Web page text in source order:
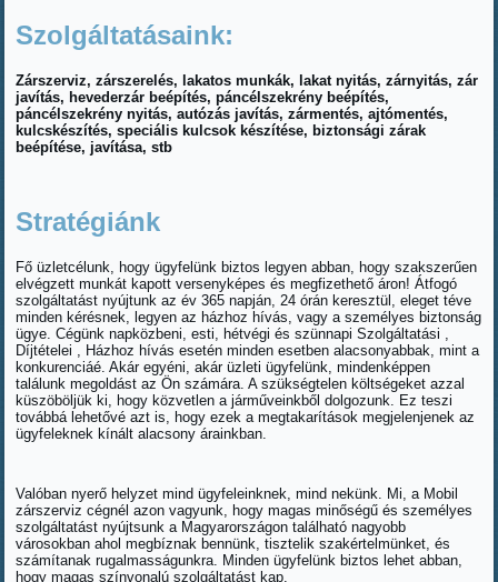
Szolgáltatásaink:
Zárszerviz, zárszerelés, lakatos munkák, lakat nyitás, zárnyitás, zár
javítás, hevederzár beépítés, páncélszekrény beépítés,
páncélszekrény nyitás, autózás javítás, zármentés, ajtómentés,
kulcskészítés, speciális kulcsok készítése, biztonsági zárak
beépítése, javítása, stb
Stratégiánk
Fő üzletcélunk, hogy ügyfelünk biztos legyen abban, hogy szakszerűen
elvégzett munkát kapott versenyképes és megfizethető áron! Átfogó
szolgáltatást nyújtunk az év 365 napján, 24 órán keresztül, eleget téve
minden kérésnek, legyen az házhoz hívás, vagy a személyes biztonság
ügye. Cégünk napközbeni, esti, hétvégi és szünnapi Szolgáltatási ,
Díjtételei , Házhoz hívás esetén minden esetben alacsonyabbak, mint a
konkurenciáé. Akár egyéni, akár üzleti ügyfelünk, mindenképpen
találunk megoldást az Ön számára. A szükségtelen költségeket azzal
küszöböljük ki, hogy közvetlen a járműveinkből dolgozunk. Ez teszi
továbbá lehetővé azt is, hogy ezek a megtakarítások megjelenjenek az
ügyfeleknek kínált alacsony árainkban.
Valóban nyerő helyzet mind ügyfeleinknek, mind nekünk. Mi, a Mobil
zárszerviz cégnél azon vagyunk, hogy magas minőségű és személyes
szolgáltatást nyújtsunk a Magyarországon található nagyobb
városokban ahol megbíznak bennünk, tisztelik szakértelmünket, és
számítanak rugalmasságunkra. Minden ügyfelünk biztos lehet abban,
hogy magas színvonalú szolgáltatást kap.